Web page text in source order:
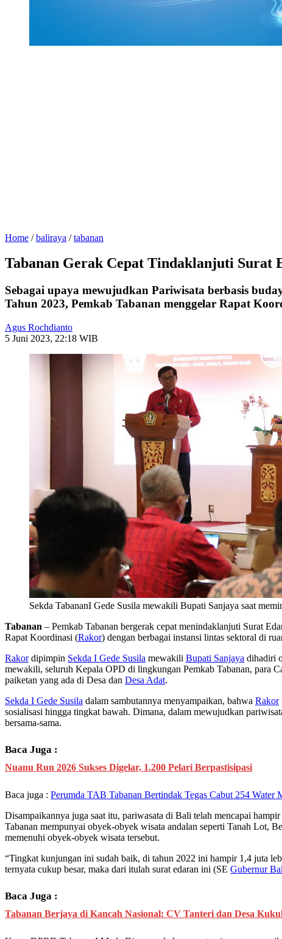
Home /baliraya /tabanan
Tabanan Gerak Cepat Tindaklanjuti Surat
Sebagai upaya mewujudkan Pariwisata berbasis
Tahun 2023, Pemkab Tabanan menggelar Rapat
Agus Rochdianto
5 Juni 2023, 22:18 WIB
Sekda TabananI Gede Susila mewakili Bupati Sanjaya saat
Tabanan – Pemkab Tabanan bergerak cepat menindaklanjuti Surat
Rapat Koordinasi (Rakor) dengan berbagai instansi lintas sektoral di
Rakordipimpin Sekda I Gede Susila mewakili Bupati Sanjaya dihadiri
mewakili, seluruh Kepala OPD di lingkungan Pemkab Tabanan, para
paiketan yang ada di Desa dan Desa Adat.
Sekda I Gede Susila dalam sambutannya menyampaikan, bahwa Rakor
sosialisasi hingga tingkat bawah. Dimana, dalam mewujudkan
bersama-sama.
Baca Juga :
Nuanu Run 2026 Sukses Digelar, 1.200 Pelari Berpastisipasi
Baca juga : Perumda TAB Tabanan Bertindak Tegas Cabut 254 Water
Disampaikannya juga saat itu, pariwasata di Bali telah mencapai
Tabanan mempunyai obyek-obyek wisata andalan seperti Tanah Lot,
memenuhi obyek-obyek wisata tersebut.
“Tingkat kunjungan ini sudah baik, di tahun 2022 ini hampir 1,4 juta
ternyata cukup besar, maka dari itulah surat edaran ini (SE Gubernur
Baca Juga :
Tabanan Berjaya di Kancah Nasional: CV Tanteri dan Desa